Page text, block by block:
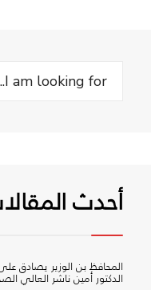
Search
أحدث
المحافظ بن الوزير يصادق
الدكتور أمين ناشر العالي